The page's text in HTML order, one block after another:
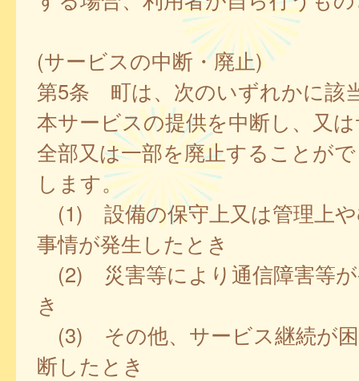
(サービスの中断・廃止)
第5条 町は、次のいずれかに該
本サービスの提供を中断し、又
全部又は一部を廃止することが
します。
(1) 設備の保守上又は管理上
事情が発生したとき
(2) 災害等により通信障害等
き
(3) その他、サービス継続が
断したとき